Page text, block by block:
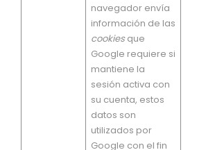
navegador envía
información de las
cookiesque
Google requiere si
mantiene la
sesión activa con
su cuenta, estos
datos son
utilizados por
Google con el fin